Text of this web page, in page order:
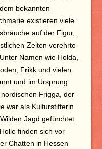
bekannten
existieren viele
auf der Figur,
Zeiten verehrte
Namen wie Holda,
Frikk und vielen
und im Ursprung
Frigga, der
war als Kulturstifterin
Jagd gefürchtet.
finden sich vor
Chatten in Hessen